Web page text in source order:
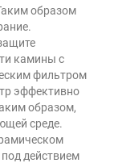
образом
камины с
фильтром
эффективно
образом,
среде.
действием